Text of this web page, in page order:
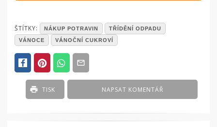
POSTED
IN
ČLÁNKY
ŠTÍTKY: NÁKUP POTRAVIN
TŘÍDĚNÍ ODPADU
VÁNOCE
VÁNOČNÍ CUKROVÍ
NAPSAT KOMENTÁŘ
TISK